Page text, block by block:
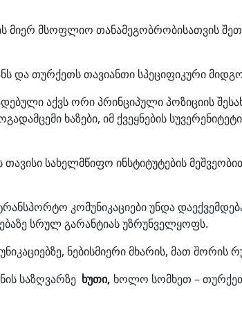
მიერ მსოფლიო თანამეგობრობისათვის
და თურქეთს თავიანთი სპეციფიკური
აქვს ორი პრინციპული პოზიციის
ხაზები, იმ ქვეყნების
სახელმწიფო ინსტიტუტების
კომუნიკაციები უნდა
სრულ გარანტიას უზრუნველყოფს.
ნებისმიერი მხარის, მათ
საზღვარზე ხუთი, ხოლო სომხეთ –